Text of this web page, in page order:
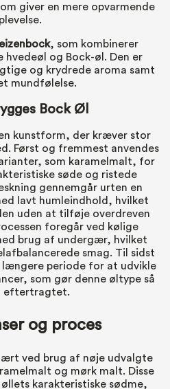
giver en mere opvarmende
, som kombinerer
og Bock-øl. Den er
og krydrede aroma samt
mundfølelse.
Bock Øl
kunstform, der kræver stor
Først og fremmest anvendes
som karamelmalt, for
søde og ristede
gennemgår urten en
lavt humleindhold, hvilket
uden at tilføje overdreven
foregår ved kølige
brug af undergær, hvilket
smag. Til sidst
længere periode for at udvikle
som gør denne øltype så
eftertragtet.
og proces
ved brug af nøje udvalgte
og mørk malt. Disse
karakteristiske sødme,